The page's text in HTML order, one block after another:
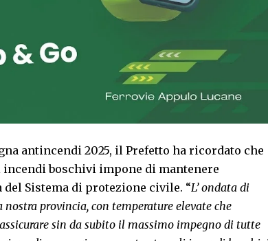
antincendi 2025, il Prefetto ha ricordato che
boschivi impone di mantenere
Sistema di protezione civile. “L’ ondata di
provincia, con temperature elevate che
sin da subito il massimo impegno di tutte